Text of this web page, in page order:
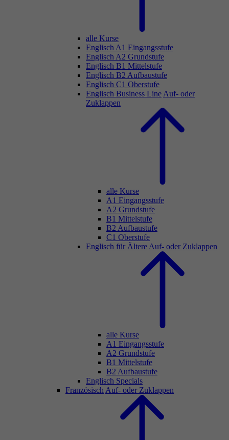
alle Kurse
Englisch A1 Eingangsstufe
Englisch A2 Grundstufe
Englisch B1 Mittelstufe
Englisch B2 Aufbaustufe
Englisch C1 Oberstufe
Englisch Business Line Auf- oder
Zuklappen
alle Kurse
A1 Eingangsstufe
A2 Grundstufe
B1 Mittelstufe
B2 Aufbaustufe
C1 Oberstufe
Englisch für Ältere Auf- oder Zuklappen
alle Kurse
A1 Eingangsstufe
A2 Grundstufe
B1 Mittelstufe
B2 Aufbaustufe
Englisch Specials
Französisch Auf- oder Zuklappen